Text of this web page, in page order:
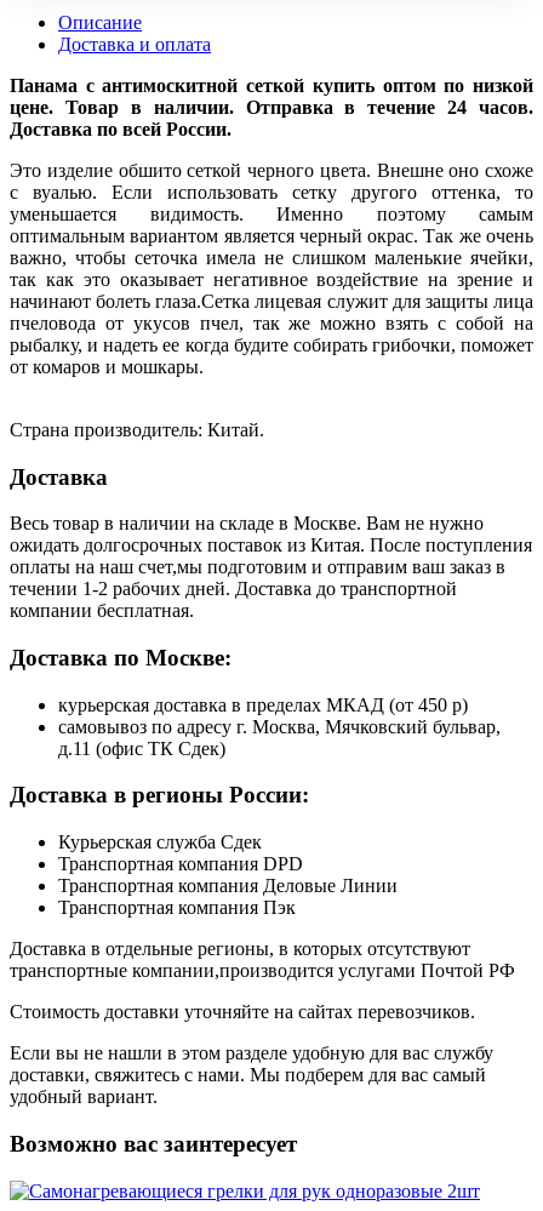
Описание
Доставка и оплата
Панама с антимоскитной сеткой купить оптом по низкой
цене. Товар в наличии. Отправка в течение 24 часов.
Доставка по всей России.
Это изделие обшито сеткой черного цвета. Внешне оно схоже
с вуалью. Если использовать сетку другого оттенка, то
уменьшается видимость. Именно поэтому самым
оптимальным вариантом является черный окрас. Так же очень
важно, чтобы сеточка имела не слишком маленькие ячейки,
так как это оказывает негативное воздействие на зрение и
начинают болеть глаза.Сетка лицевая служит для защиты лица
пчеловода от укусов пчел, так же можно взять с собой на
рыбалку, и надеть ее когда будите собирать грибочки, поможет
от комаров и мошкары.
Страна производитель: Китай.
Доставка
Весь товар в наличии на складе в Москве. Вам не нужно
ожидать долгосрочных поставок из Китая. После поступления
оплаты на наш счет,мы подготовим и отправим ваш заказ в
течении 1-2 рабочих дней. Доставка до транспортной
компании бесплатная.
Доставка по Москве:
курьерская доставка в пределах МКАД (от 450 р)
самовывоз по адресу г. Москва, Мячковский бульвар,
д.11 (офис ТК Сдек)
Доставка в регионы России:
Курьерская служба Сдек
Транспортная компания DPD
Транспортная компания Деловые Линии
Транспортная компания Пэк
Доставка в отдельные регионы, в которых отсутствуют
транспортные компании,производится услугами Почтой РФ
Стоимость доставки уточняйте на сайтах перевозчиков.
Если вы не нашли в этом разделе удобную для вас службу
доставки, свяжитесь с нами. Мы подберем для вас самый
удобный вариант.
Возможно вас заинтересует